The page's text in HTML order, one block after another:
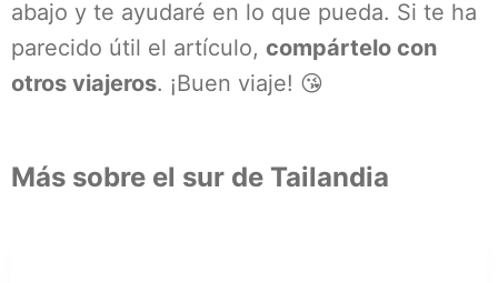
abajo y te ayudaré en lo que pueda. Si te ha
parecido útil el artículo, compártelo con
otros viajeros. ¡Buen viaje! 😘
Más sobre el sur de Tailandia